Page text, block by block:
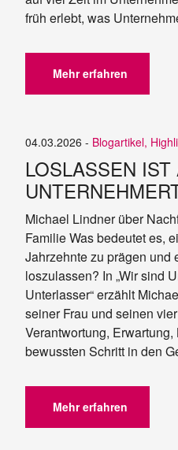
früh erlebt, was
Mehr erfahren
04.03.2026 - Blogartikel,
LOSLASSEN IST
Michael Lindner über
Familie Was bedeutet es,
Jahrzehnte zu prägen und
loszulassen? In „Wir sind
Unterlasser“ erzählt
seiner Frau und seinen
Verantwortung,
bewussten Schritt in den
Mehr erfahren